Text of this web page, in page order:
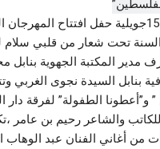
تحتضن المكتبة الجهوية بنابل مساء يوم الاثنين
السنة تحت شعار من قلبي
مدير المكتبة الجهوية
بنابل السيدة نجوى الغربي
الطفولة” لفرقة دار
والشاعر رحيم بن عامر
من أغاني الفنان عبد الوهاب